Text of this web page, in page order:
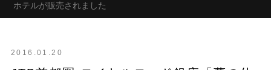
ホテルが販売されました
2016.01.20